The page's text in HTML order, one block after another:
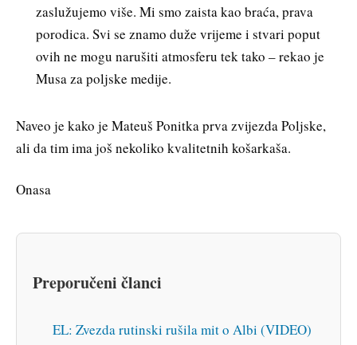
zaslužujemo više. Mi smo zaista kao braća, prava
porodica. Svi se znamo duže vrijeme i stvari poput
ovih ne mogu narušiti atmosferu tek tako – rekao je
Musa za poljske medije.
Naveo je kako je Mateuš Ponitka prva zvijezda Poljske,
ali da tim ima još nekoliko kvalitetnih košarkaša.
Onasa
Preporučeni članci
EL: Zvezda rutinski rušila mit o Albi (VIDEO)